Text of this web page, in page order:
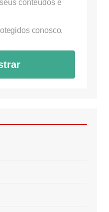
conteúdos e
conosco.